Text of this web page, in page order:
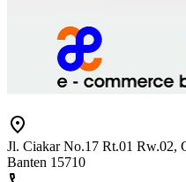
Jl. Ciakar No.17 Rt.01 Rw.02,
Banten 15710